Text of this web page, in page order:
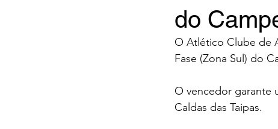
do
O Atlético Clube de
Fase (Zona Sul) do
O vencedor garante
Caldas das Taipas.